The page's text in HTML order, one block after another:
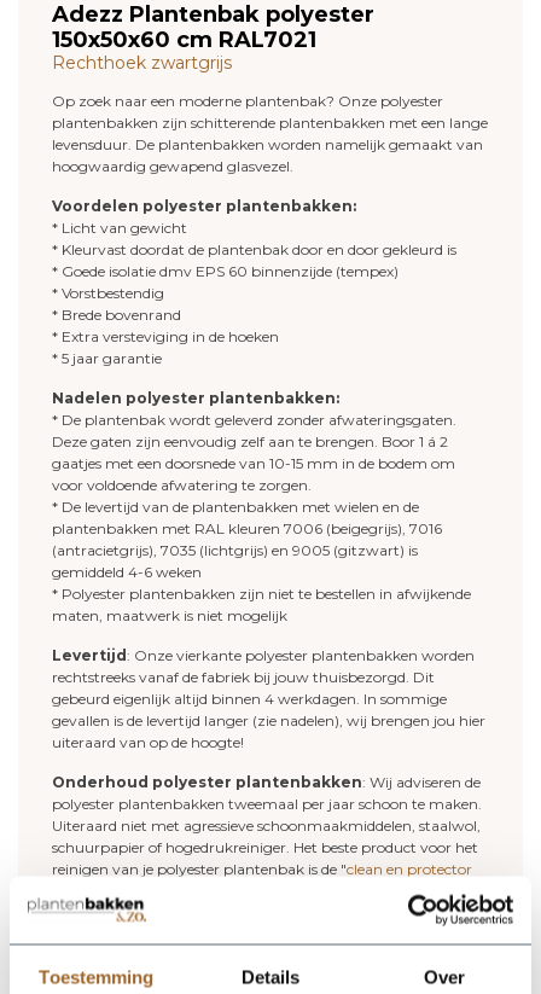
Toestemming Details Over
Adezz Plantenbak polyester
150x50x60 cm RAL7021
Rechthoek zwartgrijs
Op zoek naar een moderne plantenbak? Onze polyester
plantenbakken zijn schitterende plantenbakken met een lange
levensduur. De plantenbakken worden namelijk gemaakt van
hoogwaardig gewapend glasvezel.
Voordelen polyester plantenbakken:
* Licht van gewicht
* Kleurvast doordat de plantenbak door en door gekleurd is
* Goede isolatie dmv EPS 60 binnenzijde (tempex)
* Vorstbestendig
* Brede bovenrand
* Extra versteviging in de hoeken
* 5 jaar garantie
Nadelen polyester plantenbakken:
* De plantenbak wordt geleverd zonder afwateringsgaten.
Deze gaten zijn eenvoudig zelf aan te brengen. Boor 1 á 2
gaatjes met een doorsnede van 10-15 mm in de bodem om
voor voldoende afwatering te zorgen.
* De levertijd van de plantenbakken met wielen en de
plantenbakken met RAL kleuren 7006 (beigegrijs), 7016
(antracietgrijs), 7035 (lichtgrijs) en 9005 (gitzwart) is
gemiddeld 4-6 weken
* Polyester plantenbakken zijn niet te bestellen in afwijkende
maten, maatwerk is niet mogelijk
Levertijd : Onze vierkante polyester plantenbakken worden
rechtstreeks vanaf de fabriek bij jouw thuisbezorgd. Dit
gebeurd eigenlijk altijd binnen 4 werkdagen. In sommige
gevallen is de levertijd langer (zie nadelen), wij brengen jou hier
uiteraard van op de hoogte!
Onderhoud polyester plantenbakken: Wij adviseren de
polyester plantenbakken tweemaal per jaar schoon te maken.
Uiteraard niet met agressieve schoonmaakmiddelen, staalwol,
schuurpapier of hogedrukreiniger. Het beste product voor het
reinigen van je polyester plantenbak is de "clean en protector
". Dit middel reinigt je polyester plantenbak en geeft je
plantenbak een nieuwe beschermlaag.
onderstaande RAL kleuren